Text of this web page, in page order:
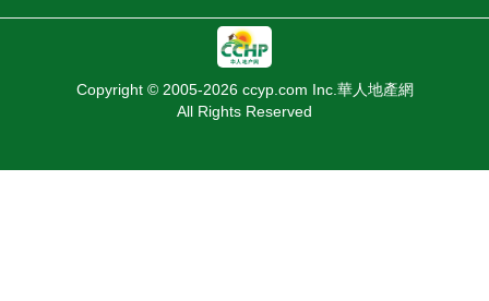
Copyright © 2005-2026 ccyp.com Inc.華人地產網
All Rights Reserved